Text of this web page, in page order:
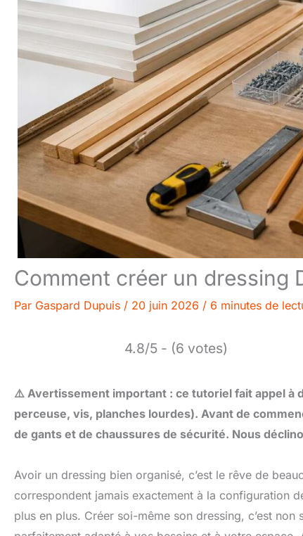
Comment créer un dressing
Par Gaspard Dupuis / 20 juin 2026 / 6 minutes de
4.8/5 - (6 votes)
⚠️ Avertissement important : ce tutoriel fait appel à
perceuse, vis, planches lourdes). Avant de
de gants et de chaussures de sécurité. Nous
Avoir un dressing bien organisé, c’est le rêve de
correspondent jamais exactement à la configuration
plus en plus. Créer soi-même son dressing, c’est non